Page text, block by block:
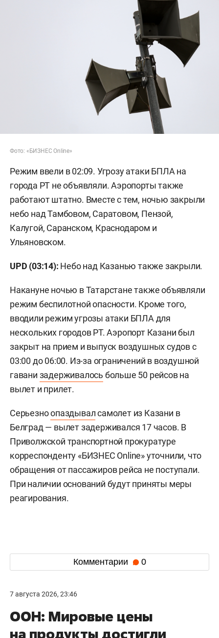
Фото: «БИЗНЕС Online»
Режим ввели в 02:09. Угрозу атаки БПЛА на
города РТ не объявляли. Аэропорты также
работают штатно. Вместе с тем, ночью закрыли
небо над Тамбовом, Саратовом, Пензой,
Калугой, Саранском, Краснодаром и
Ульяновском.
UPD (03:14): Небо над Казанью также закрыли.
Накануне ночью в Татарстане также объявляли
режим беспилотной опасности. Кроме того,
вводили режим угрозы атаки БПЛА для
нескольких городов РТ. Аэропорт Казани был
закрыт на прием и выпуск воздушных судов с
03:00 до 06:00. Из-за ограничений в воздушной
гавани задерживалось больше 50 рейсов на
вылет и прилет.
Серьезноопаздывалсамолет из Казани в
Белград — вылет задерживался 17 часов. В
Приволжской транспортной прокуратуре
корреспонденту «БИЗНЕС Online» уточнили, что
обращения от пассажиров рейса не поступали.
При наличии оснований будут приняты меры
реагирования.
Комментарии 0
7 августа 2026, 23:46
ООН: Мировые цены
на продукты достигли